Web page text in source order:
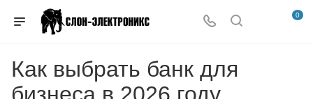
0
Как выбрать банк для